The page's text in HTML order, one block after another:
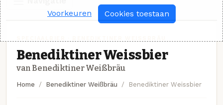
Benediktiner Weissbier
van Benediktiner Weißbräu
Home Benediktiner Weißbräu Benediktiner Weissbier
Voorkeuren Cookies toestaan